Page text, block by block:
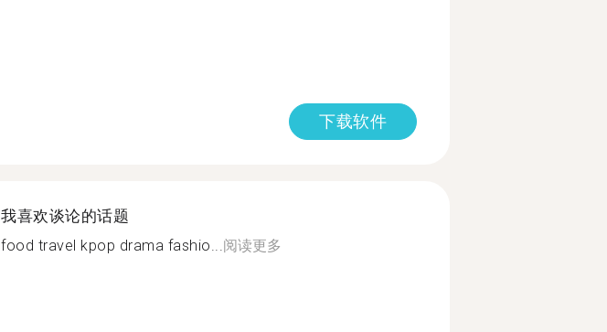
下载软件
我喜欢谈论的话题
food travel kpop drama fashio...阅读更多